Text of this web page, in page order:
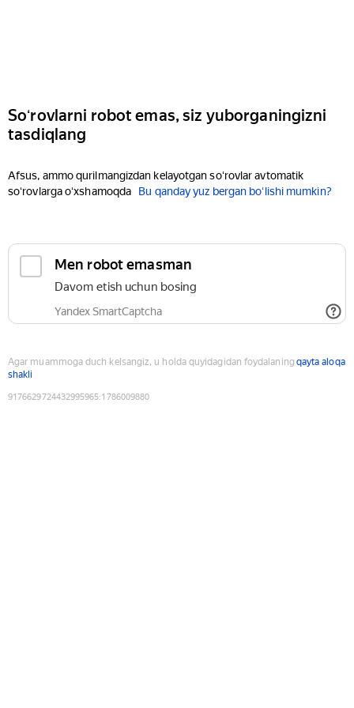
Soʻrovlarni robot emas, siz yuborganingizni
tasdiqlang
Afsus, ammo qurilmangizdan kelayotgan soʻrovlar avtomatik
soʻrovlarga oʻxshamoqda
Bu qanday yuz bergan boʻlishi mumkin?
Men robot emasman
Davom etish uchun bosing
Yandex SmartCaptcha
Agar muammoga duch kelsangiz, u holda quyidagidan foydalaning qayta aloqa
shakli
9176629724432995965:1786009880